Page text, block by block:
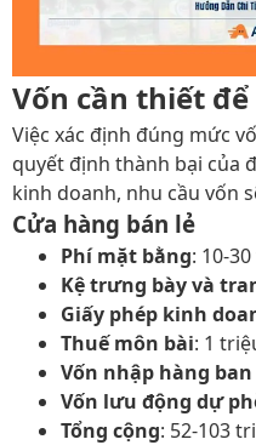
Vốn cần thiết
Việc xác định đúng mức
quyết định thành bại của
kinh doanh, nhu cầu vốn
Cửa hàng bán lẻ
Phí mặt bằng: 10-
Kệ trưng bày và
Giấy phép kinh
Thuế môn bài: 1
Vốn nhập hàng
Vốn lưu động dự
Tổng cộng: 52-103